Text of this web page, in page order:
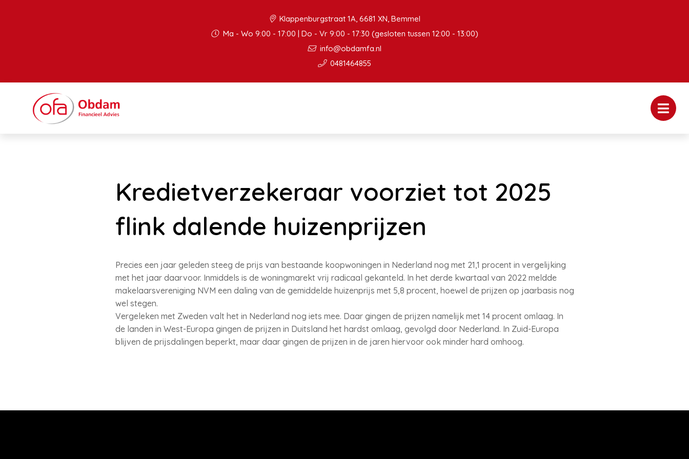
Klappenburgstraat 1A, 6681 XN, Bemmel
Ma - Wo 9:00 - 17:00 | Do - Vr 9:00 - 17:30 (gesloten tussen 12:00 - 13:00)
info@obdamfa.nl
0481464855
Kredietverzekeraar voorziet tot 2025
flink dalende huizenprijzen
Precies een jaar geleden steeg de prijs van bestaande koopwoningen in Nederland nog met 21,1 procent in vergelijking
met het jaar daarvoor. Inmiddels is de woningmarekt vrij radicaal gekanteld. In het derde kwartaal van 2022 meldde
makelaarsvereniging NVM een daling van de gemiddelde huizenprijs met 5,8 procent, hoewel de prijzen op jaarbasis nog
wel stegen.
Vergeleken met Zweden valt het in Nederland nog iets mee. Daar gingen de prijzen namelijk met 14 procent omlaag. In
de landen in West-Europa gingen de prijzen in Duitsland het hardst omlaag, gevolgd door Nederland. In Zuid-Europa
blijven de prijsdalingen beperkt, maar daar gingen de prijzen in de jaren hiervoor ook minder hard omhoog.